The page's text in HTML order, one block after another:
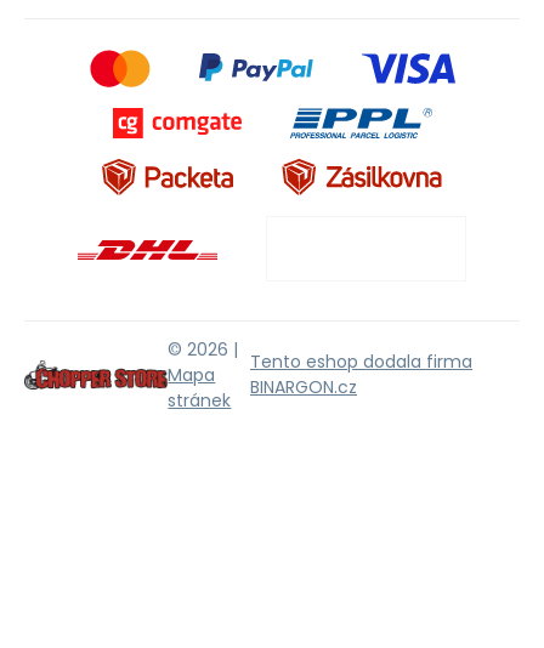
© 2026 |
Mapa
stránek
Tento eshop dodala firma
BINARGON.cz